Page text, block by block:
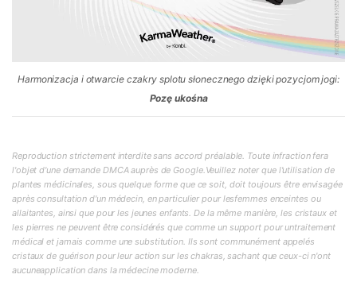
Harmonizacja i otwarcie czakry splotu słonecznego dzięki pozycjom jogi:
Pozę ukośna
Reproduction strictement interdite sans accord préalable. Toute infraction fera
l'objet d'une demande DMCA auprès de Google.Veuillez noter que l'utilisation de
plantes médicinales, sous quelque forme que ce soit, doit toujours être envisagée
après consultation d'un médecin, en particulier pour lesfemmes enceintes ou
allaitantes, ainsi que pour les jeunes enfants. De la même manière, les cristaux et
les pierres ne peuvent être considérés que comme un support pour untraitement
médical et jamais comme une substitution. Ils sont communément appelés
cristaux de guérison pour leur action sur les chakras, sachant que ceux-ci n'ont
aucuneapplication dans la médecine moderne.